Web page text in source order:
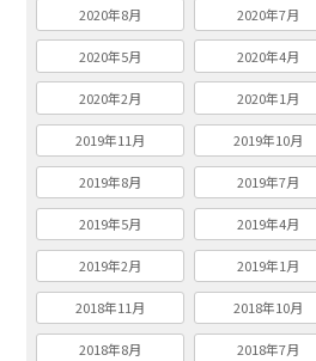
2020年8月 2020年7月
2020年5月 2020年4月
2020年2月 2020年1月
2019年11月 2019年10月
2019年8月 2019年7月
2019年5月 2019年4月
2019年2月 2019年1月
2018年11月 2018年10月
2018年8月 2018年7月